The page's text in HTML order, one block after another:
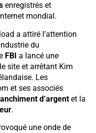
enregistrés et
mondial.
a attiré l’attention
du
FBI a lancé une
site et arrêtant Kim
Les
et ses associés
d’argent et la
.
une onde de